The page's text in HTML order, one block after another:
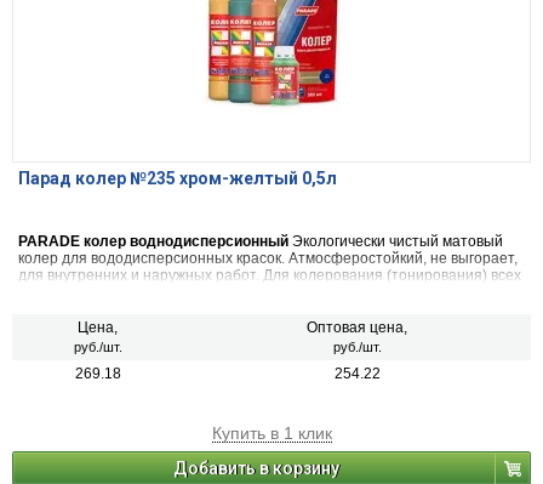
Парад колер №235 хром-желтый 0,5л
PARADE колер воднодисперсионный Экологически чистый матовый
колер для вододисперсионных красок. Атмосферостойкий, не выгорает,
для внутренних и наружных работ. Для колерования (тонирования) всех
декоративных и дизайнерских работ. 22 цвета
Цена,
руб./шт.
Оптовая цена,
руб./шт.
269.18 254.22
Купить в 1 клик
Добавить в корзину